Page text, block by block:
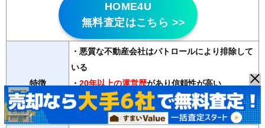
HOME4U
無料査定はこちら >>
特徴
・悪質な不動産会社はパトロールにより排除して
いる
・20年以上の運営歴があり信頼性が高い
・2500社の登録会社から最大6社の査定が無料で
受け取れる